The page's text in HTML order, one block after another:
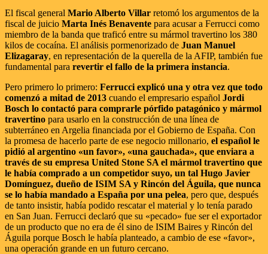
El fiscal general Mario Alberto Villar retomó los argumentos de la
fiscal de juicio Marta Inés Benavente para acusar a Ferrucci como
miembro de la banda que traficó entre su mármol travertino los 380
kilos de cocaína. El análisis pormenorizado de Juan Manuel
Elizagaray, en representación de la querella de la AFIP, también fue
fundamental para revertir el fallo de la primera instancia.
Pero primero lo primero: Ferrucci explicó una y otra vez que todo
comenzó a mitad de 2013 cuando el empresario español Jordi
Bosch lo contactó para comprarle pórfido patagónico y mármol
travertino para usarlo en la construcción de una línea de
subterráneo en Argelia financiada por el Gobierno de España. Con
la promesa de hacerlo parte de ese negocio millonario, el español le
pidió al argentino «un favor», «una gauchada», que enviara a
través de su empresa United Stone SA el mármol travertino que
le había comprado a un competidor suyo, un tal Hugo Javier
Domínguez, dueño de ISIM SA y Rincón del Águila, que nunca
se lo había mandado a España por una pelea, pero que, después
de tanto insistir, había podido rescatar el material y lo tenía parado
en San Juan. Ferrucci declaró que su «pecado» fue ser el exportador
de un producto que no era de él sino de ISIM Baires y Rincón del
Águila porque Bosch le había planteado, a cambio de ese «favor»,
una operación grande en un futuro cercano.